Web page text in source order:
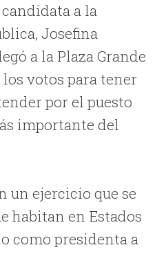
a la
Josefina
a la Plaza Grande
votos para tener
por el puesto
importante del
un ejercicio que se
habitan en Estados
como presidenta a